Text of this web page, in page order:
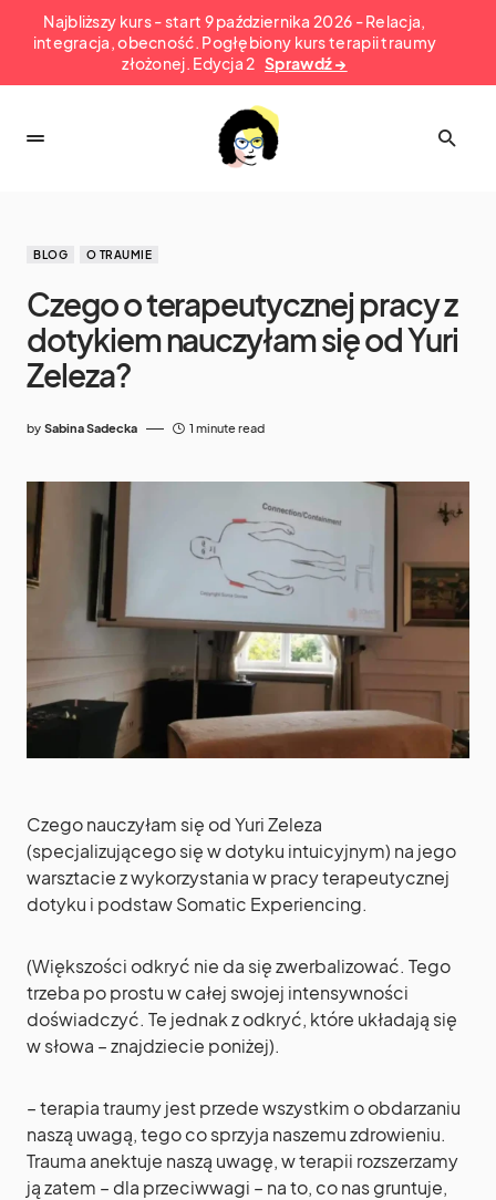
Najbliższy kurs - start 9 października 2026 - Relacja,
integracja, obecność. Pogłębiony kurs terapii traumy
złożonej. Edycja 2 Sprawdź →
BLOG O TRAUMIE
Czego o terapeutycznej pracy z
dotykiem nauczyłam się od Yuri
Zeleza?
by Sabina Sadecka 1 minute read
Czego nauczyłam się od Yuri Zeleza
(specjalizującego się w dotyku intuicyjnym) na jego
warsztacie z wykorzystania w pracy terapeutycznej
dotyku i podstaw Somatic Experiencing.
(Większości odkryć nie da się zwerbalizować. Tego
trzeba po prostu w całej swojej intensywności
doświadczyć. Te jednak z odkryć, które układają się
w słowa – znajdziecie poniżej).
– terapia traumy jest przede wszystkim o obdarzaniu
naszą uwagą, tego co sprzyja naszemu zdrowieniu.
Trauma anektuje naszą uwagę, w terapii rozszerzamy
ją zatem – dla przeciwwagi – na to, co nas gruntuje,